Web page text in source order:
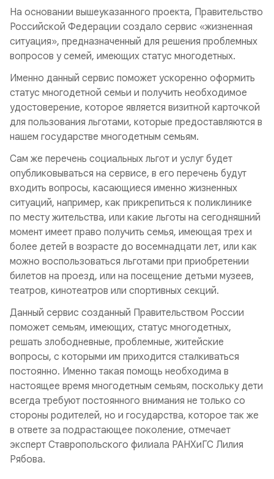
На основании вышеуказанного проекта, Правительство
Российской Федерации создало сервис «жизненная
ситуация», предназначенный для решения проблемных
вопросов у семей, имеющих статус многодетных.
Именно данный сервис поможет ускоренно оформить
статус многодетной семьи и получить необходимое
удостоверение, которое является визитной карточкой
для пользования льготами, которые предоставляются в
нашем государстве многодетным семьям.
Сам же перечень социальных льгот и услуг будет
опубликовываться на сервисе, в его перечень будут
входить вопросы, касающиеся именно жизненных
ситуаций, например, как прикрепиться к поликлинике
по месту жительства, или какие льготы на сегодняшний
момент имеет право получить семья, имеющая трех и
более детей в возрасте до восемнадцати лет, или как
можно воспользоваться льготами при приобретении
билетов на проезд, или на посещение детьми музеев,
театров, кинотеатров или спортивных секций.
Данный сервис созданный Правительством России
поможет семьям, имеющих, статус многодетных,
решать злободневные, проблемные, житейские
вопросы, с которыми им приходится сталкиваться
постоянно. Именно такая помощь необходима в
настоящее время многодетным семьям, поскольку дети
всегда требуют постоянного внимания не только со
стороны родителей, но и государства, которое так же
в ответе за подрастающее поколение, отмечает
эксперт Ставропольского филиала РАНХиГС Лилия
Рябова.